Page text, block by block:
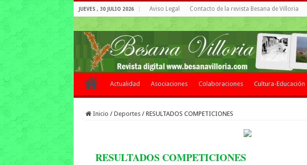
JUEVES , 30 JULIO 2026 Aviso Legal Contacto de la revista Besana de Villoria
Actualidad Asociaciones Colaboraciones Cultura-Educación
Inicio / Deportes / RESULTADOS COMPETICIONES
RESULTADOS COMPETICIONES